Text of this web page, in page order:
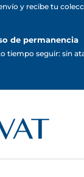
y recibe tu
de permanencia
tiempo seguir: sin